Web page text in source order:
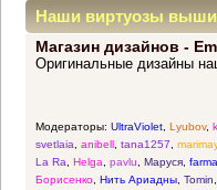
Наши виртуозы
прекрасных идей
Магазин дизайнов -
Оригинальные дизайны
Модераторы: UltraViolet, Lyubov,
svetlaia, anibell, tana1257, marimay
La Ra, Helga, pavlu, Маруся,
Борисенко, Нить Ариадны, Tomin,